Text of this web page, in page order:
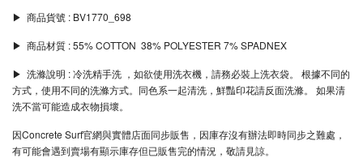
▶︎ 商品貨號 : BV1770_698
▶︎ 商品材質 : 55% COTTON 38% POLYESTER 7% SPADNEX
▶︎ 洗滌說明 : 冷洗精手洗 ，如欲使用洗衣機，請務必裝上洗衣袋。 根據不同的
方式，使用不同的洗滌方式。同色系一起清洗，鮮豔印花請反面洗滌。 如果清
洗不當可能造成衣物損壞。
因Concrete Surf官網與實體店面同步販售，因庫存沒有辦法即時同步之難處，
有可能會遇到賣場有顯示庫存但已販售完的情況，敬請見諒。